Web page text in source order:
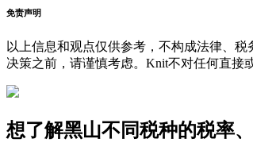
免责声明
以上信息和观点仅供参考，不构成法律、
决策之前，请谨慎考虑。Knit不对任何直接
想了解黑山不同税种的税率